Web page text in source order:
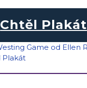
Chtěl Plakát